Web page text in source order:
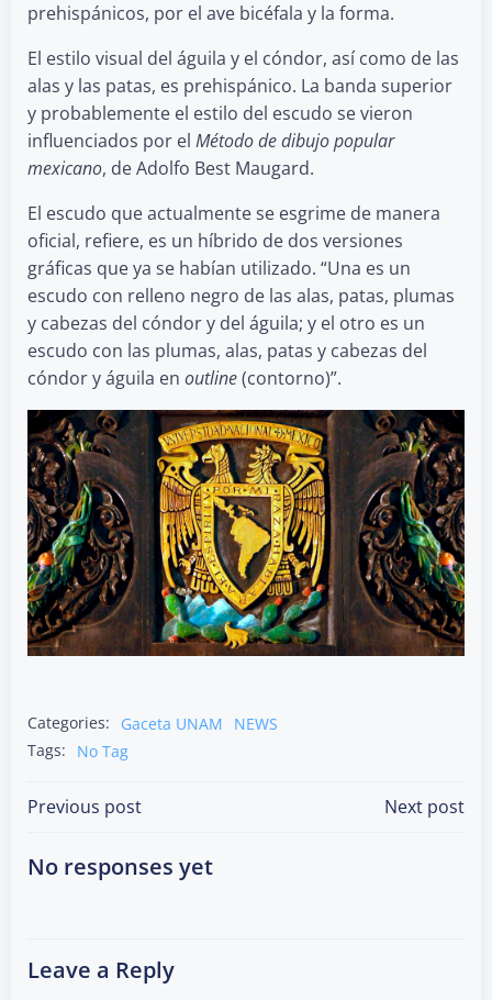
prehispánicos, por el ave bicéfala y la forma.
El estilo visual del águila y el cóndor, así como de las
alas y las patas, es prehispánico. La banda superior
y probablemente el estilo del escudo se vieron
influenciados por el Método de dibujo popular
mexicano, de Adolfo Best Maugard.
El escudo que actualmente se esgrime de manera
oficial, refiere, es un híbrido de dos versiones
gráficas que ya se habían utilizado. “Una es un
escudo con relleno negro de las alas, patas, plumas
y cabezas del cóndor y del águila; y el otro es un
escudo con las plumas, alas, patas y cabezas del
cóndor y águila en outline(contorno)”.
Categories: Gaceta UNAM
NEWS
Tags:
No Tag
Post
navigation
Previous post Next post
No responses yet
Leave a Reply